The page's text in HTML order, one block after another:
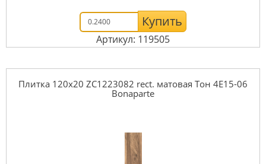
Купить
Артикул: 119505
Плитка 120x20 ZC1223082 rect. матовая Тон 4Е15-06
Bonaparte